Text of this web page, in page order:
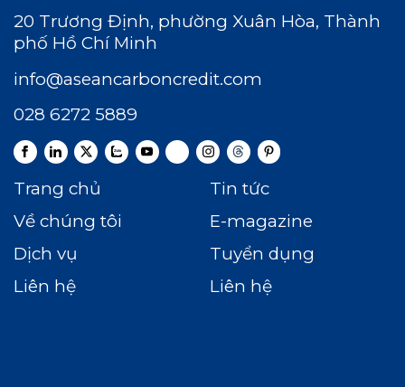
20 Trương Định, phường Xuân Hòa, Thành
phố Hồ Chí Minh
info@aseancarboncredit.com
028 6272 5889
Trang chủ
Về chúng tôi
Dịch vụ
Liên hệ
Tin tức
E-magazine
Tuyển dụng
Liên hệ